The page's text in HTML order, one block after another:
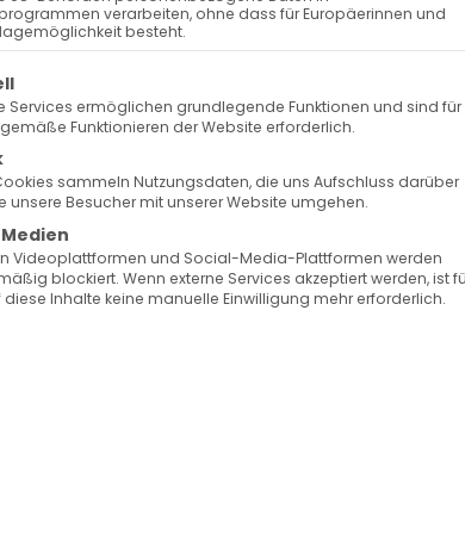
verarbeiten, ohne dass für Europäerinnen und
besteht.
Liste der Service-Gruppen, für die eine
Services ermöglichen grundlegende Funktionen und sind
Funktionieren der Website erforderlich.
sammeln Nutzungsdaten, die uns Aufschluss darüber
unsere Besucher mit unserer Website umgehen.
Videoplattformen und Social-Media-Plattformen werden
blockiert. Wenn externe Services akzeptiert werden, ist
diese Inhalte keine manuelle Einwilligung mehr erforderlich.